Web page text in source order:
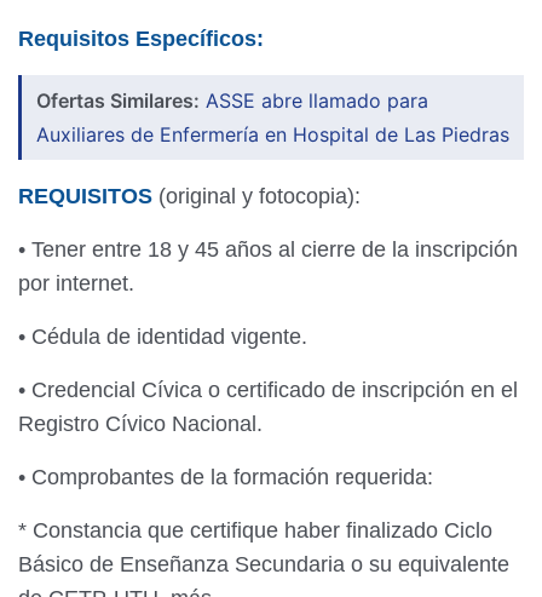
Requisitos Específicos:
Ofertas Similares: ASSE abre llamado para
Auxiliares de Enfermería en Hospital de Las Piedras
REQUISITOS (original y fotocopia):
• Tener entre 18 y 45 años al cierre de la inscripción
por internet.
• Cédula de identidad vigente.
• Credencial Cívica o certificado de inscripción en el
Registro Cívico Nacional.
• Comprobantes de la formación requerida:
* Constancia que certifique haber finalizado Ciclo
Básico de Enseñanza Secundaria o su equivalente